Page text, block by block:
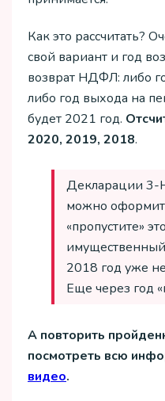
Как это рассчитать?
свой вариант и год
возврат НДФЛ: либо
либо год выхода на
будет 2021 год.
2020, 2019, 2018.
Декларации 3-
можно
«пропустите»
имущественный
2018 год уже
Еще через год
А повторить
посмотреть всю
видео.